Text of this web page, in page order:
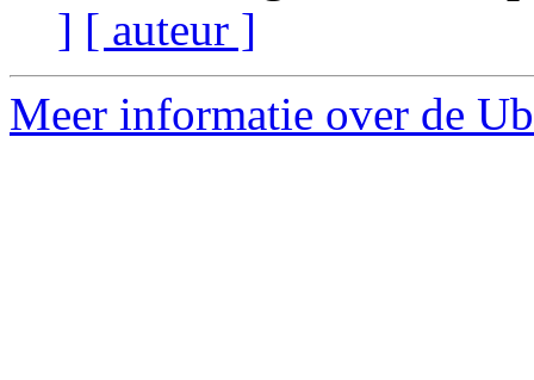
] [ auteur ]
Meer informatie over de